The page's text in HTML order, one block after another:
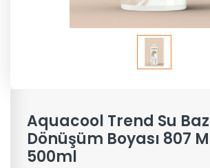
Aquacool Trend Su
Dönüşüm Boyası 807
500ml